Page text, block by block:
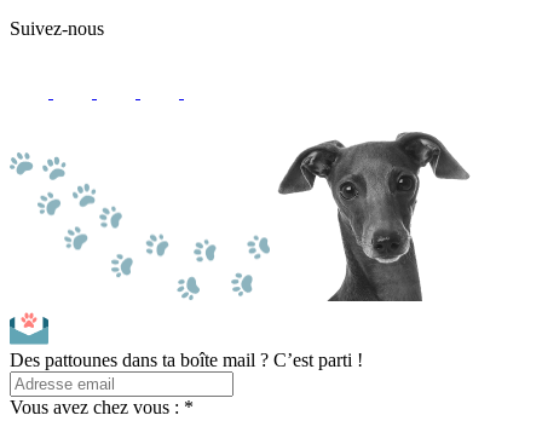
Suivez-nous
Des pattounes dans ta boîte mail ? C’est parti !
Vous avez chez vous : *